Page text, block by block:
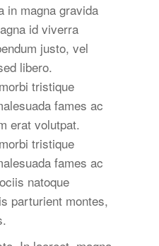
in magna gravida
id viverra
justo, vel
libero.
tristique
fames ac
erat volutpat.
tristique
fames ac
natoque
parturient montes,